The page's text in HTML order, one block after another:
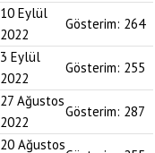
10 Eylül
2022
Gösterim: 264
3 Eylül
2022
Gösterim: 255
27 Ağustos
2022
Gösterim: 287
20 Ağustos